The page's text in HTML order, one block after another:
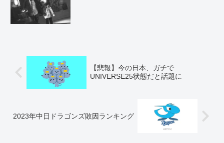
【悲報】今の日本、ガチで
UNIVERSE25状態だと話題に
2023年中日ドラゴンズ敗因ランキング